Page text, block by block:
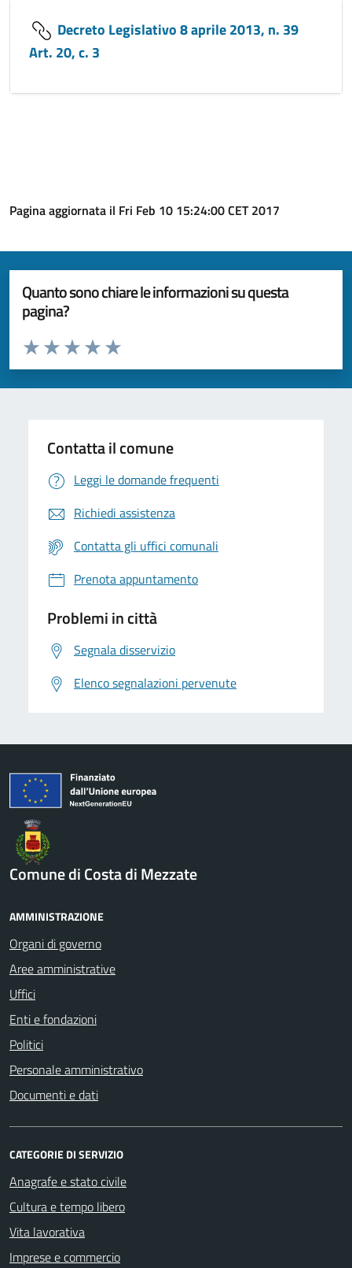
Decreto Legislativo 8 aprile 2013, n. 39
Art. 20, c. 3
Pagina aggiornata il Fri Feb 10 15:24:00 CET 2017
Quanto sono chiare le informazioni su questa
pagina?
Valuta da 1 a 5 stelle la pagina
Valuta 5 stelle su 5
Valuta 4 stelle su 5
Valuta 3 stelle su 5
Valuta 2 stelle su 5
Valuta 1 stelle su 5
Contatta il comune
Leggi le domande frequenti
Richiedi assistenza
Contatta gli uffici comunali
Prenota appuntamento
Problemi in città
Segnala disservizio
Elenco segnalazioni pervenute
Comune di Costa di Mezzate
AMMINISTRAZIONE
Organi di governo
Aree amministrative
Uffici
Enti e fondazioni
Politici
Personale amministrativo
Documenti e dati
CATEGORIE DI SERVIZIO
Anagrafe e stato civile
Cultura e tempo libero
Vita lavorativa
Imprese e commercio